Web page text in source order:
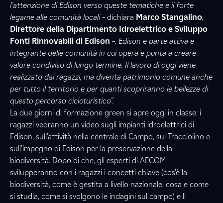
l’attenzione di Edison verso queste tematiche e il forte
legame alle comunità locali – dichiara Marco Stangalino,
Direttore della Dipartimento Idroelettrico e Sviluppo
Fonti Rinnovabili di Edison –. Edison è parte attiva e
integrante delle comunità in cui opera e punta a creare
valore condiviso di lungo termine. Il lavoro di oggi viene
realizzato dai ragazzi, ma diventa patrimonio comune anche
per tutto il territorio e per quanti scopriranno le bellezze di
questo percorso cicloturistico”.
La due giorni di formazione green si apre oggi in classe: i
ragazzi vedranno un video sugli impianti idroelettrici di
Edison, sull’attività nella centrale di Campo, sul Tracciolino e
sull’impegno di Edison per la preservazione della
biodiversità. Dopo di che, gli esperti di AECOM
svilupperanno con i ragazzi i concetti chiave (cos’è la
biodiversità, come è gestita a livello nazionale, cosa e come
si studia, come si svolgono le indagini sul campo) e li